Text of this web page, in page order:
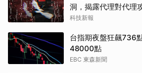
洞，揭露代理對代理
科技新報
台指期夜盤狂飆736
48000點
EBC 東森新聞